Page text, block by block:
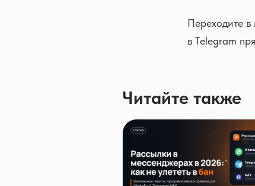
Переходите в
в Telegram
Читайте также